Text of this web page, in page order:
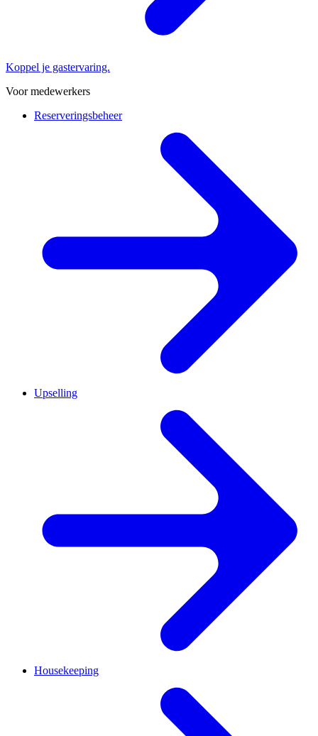
Koppel je gastervaring.
Voor medewerkers
Reserveringsbeheer
Upselling
Housekeeping